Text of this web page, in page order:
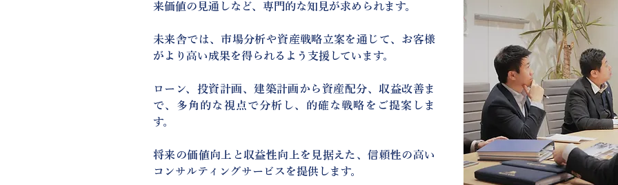
来価値の見通しなど、専門的な知見が求められます。
未来舎では、市場分析や資産戦略立案を通じて、お客様
がより高い成果を得られるよう支援しています。
ローン、投資計画、建築計画から資産配分、収益改善ま
で、多角的な視点で分析し、的確な戦略をご提案しま
す。
将来の価値向上と収益性向上を見据えた、信頼性の高い
コンサルティングサービスを提供します。